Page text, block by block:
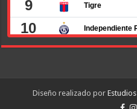
Diseño realizado por